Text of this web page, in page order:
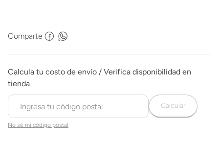
Comparte
No sé mi código postal
Calcular